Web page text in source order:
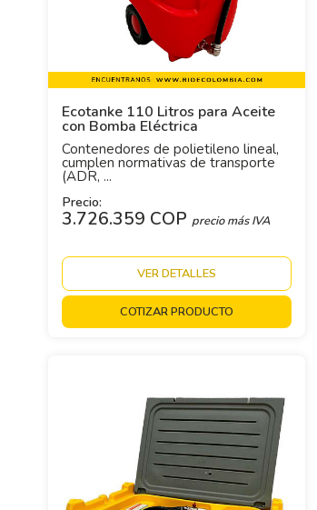
Ecotanke 110 Litros para Aceite
con Bomba Eléctrica
Contenedores de polietileno lineal,
cumplen normativas de transporte
(ADR, ...
Precio:
3.726.359 COP precio más IVA
VER DETALLES
COTIZAR PRODUCTO